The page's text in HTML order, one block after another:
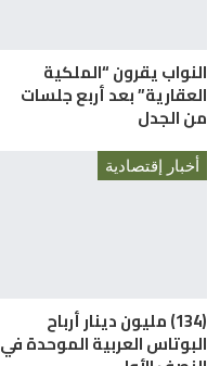
النواب يقرون “الملكية
العقارية” بعد أربع جلسات
من الجدل
أخبار إقتصادية
(134) مليون دينار أرباح
البوتاس العربية الموحدة في